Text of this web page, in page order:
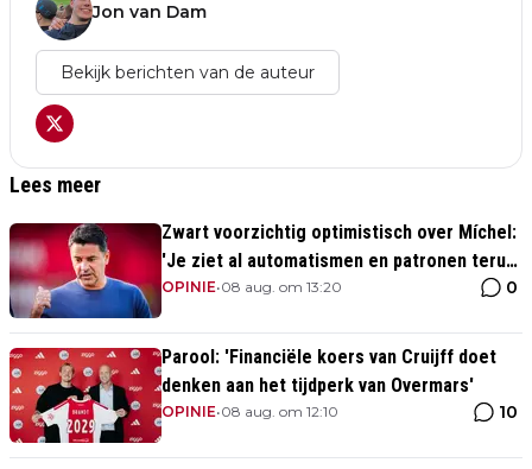
Jon van Dam
Bekijk berichten van de auteur
Lees meer
Zwart voorzichtig optimistisch over Míchel:
'Je ziet al automatismen en patronen terug,
maar...'
OPINIE•08 aug. om 13:20 0
Parool: 'Financiële koers van Cruijff doet
denken aan het tijdperk van Overmars'
OPINIE•08 aug. om 12:10 10